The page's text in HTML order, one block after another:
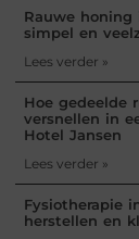
Rauwe
simpel en
Lees verder »
Hoe gedeelde
versnellen in
Hotel Jansen
Lees verder »
Fysiotherapie
herstellen en